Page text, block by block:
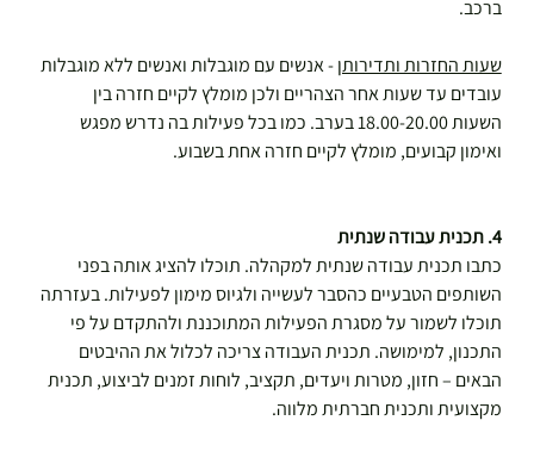
ברכב.
שעות החזרות ותדירותן - אנשים עם מוגבלות ואנשים ללא מוגבלות
עובדים עד שעות אחר הצהריים ולכן מומלץ לקיים חזרה בין
השעות 18.00-20.00 בערב. כמו בכל פעילות בה נדרש מפגש
ואימון קבועים, מומלץ לקיים חזרה אחת בשבוע.
4. תכנית עבודה שנתית
כתבו תכנית עבודה שנתית למקהלה. תוכלו להציג אותה בפני
השותפים הטבעיים כהסבר לעשייה ולגיוס מימון לפעילות. בעזרתה
תוכלו לשמור על מסגרת הפעילות המתוכננת ולהתקדם על פי
התכנון, למימושה. תכנית העבודה צריכה לכלול את ההיבטים
הבאים – חזון, מטרות ויעדים, תקציב, לוחות זמנים לביצוע, תכנית
מקצועית ותכנית חברתית מלווה.